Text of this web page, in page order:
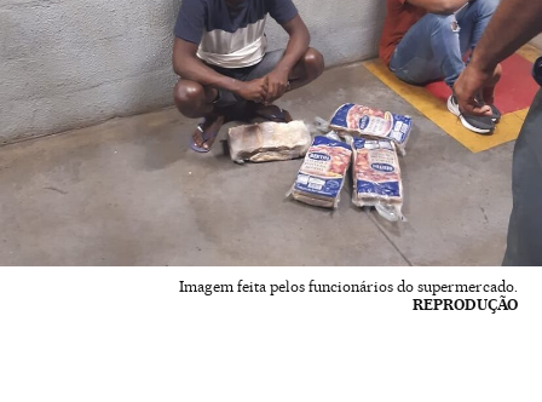
Imagem feita pelos funcionários do supermercado.
REPRODUÇÃO